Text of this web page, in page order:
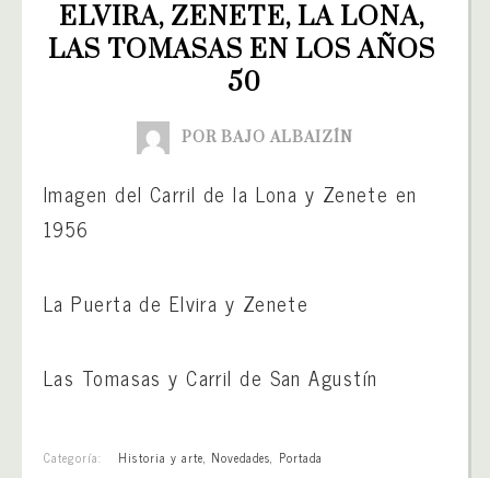
ELVIRA, ZENETE, LA LONA,
LAS TOMASAS EN LOS AÑOS
50
POR BAJO ALBAIZÍN
Imagen del Carril de la Lona y Zenete en
1956
La Puerta de Elvira y Zenete
Las Tomasas y Carril de San Agustín
Categoría: Historia y arte, Novedades, Portada